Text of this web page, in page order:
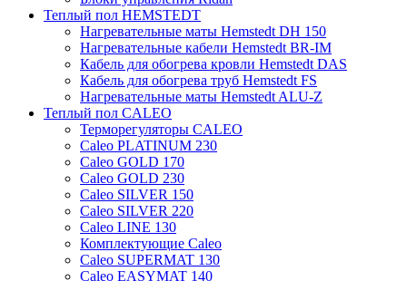
Теплый пол HEMSTEDT
Нагревательные маты Hemstedt DH 150
Нагревательные кабели Hemstedt BR-IM
Кабель для обогрева кровли Hemstedt DAS
Кабель для обогрева труб Hemstedt FS
Нагревательные маты Hemstedt ALU-Z
Теплый пол CALEO
Терморегуляторы CALEO
Caleo PLATINUM 230
Caleo GOLD 170
Caleo GOLD 230
Caleo SILVER 150
Caleo SILVER 220
Caleo LINE 130
Комплектующие Caleo
Caleo SUPERMAT 130
Caleo EASYMAT 140